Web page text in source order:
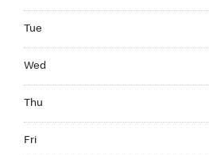
Tue
Wed
Thu
Fri